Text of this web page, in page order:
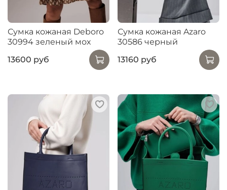
Сумка кожаная Deboro
30994 зеленый мох
13600 руб
Сумка кожаная Azaro
30586 черный
13160 руб